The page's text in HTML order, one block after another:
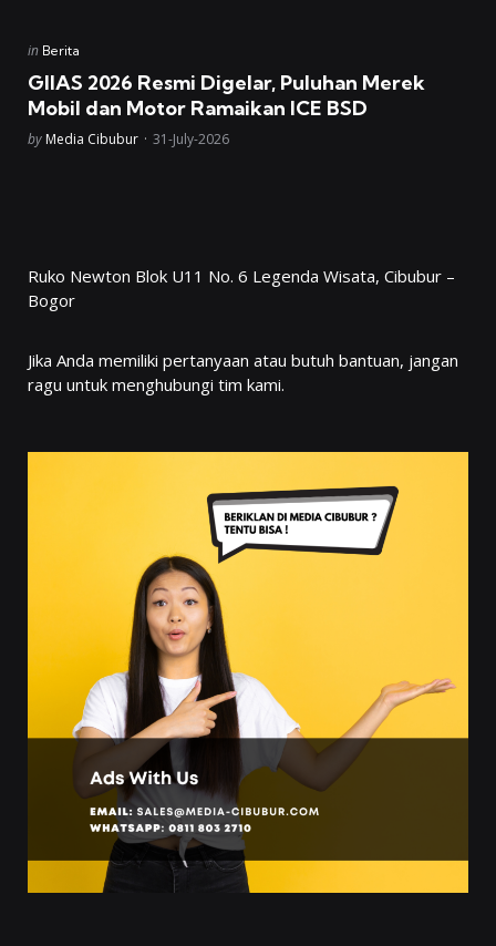
Posted
in Berita
GIIAS 2026 Resmi Digelar, Puluhan Merek
Mobil dan Motor Ramaikan ICE BSD
Posted
by Media Cibubur 31-July-2026
Ruko Newton Blok U11 No. 6 Legenda Wisata, Cibubur –
Bogor
Jika Anda memiliki pertanyaan atau butuh bantuan, jangan
ragu untuk menghubungi tim kami.